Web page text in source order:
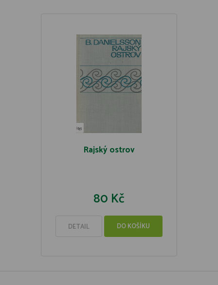
Rajský ostrov
80 Kč
DETAIL DO KOŠÍKU